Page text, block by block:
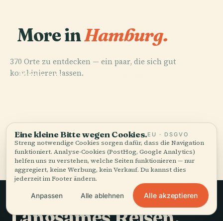
More inHamburg.
370 Orte zu entdecken — ein paar, die sich gut
kombinieren lassen.
PLACE
Miniatur
PLACE
Alle 370 Orte in Hamburg
Eine kleine Bitte wegen Cookies.EU · DSGVO
Streng notwendige Cookies sorgen dafür, dass die Navigation
funktioniert. Analyse-Cookies (PostHog, Google Analytics)
helfen uns zu verstehen, welche Seiten funktionieren — nur
aggregiert, keine Werbung, kein Verkauf. Du kannst dies
jederzeit im Footer ändern.
Anpassen Alle ablehnen Alle akzeptieren